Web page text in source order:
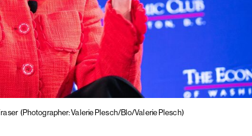
(Photographer: Valerie Plesch/Blo/Valerie Plesch)